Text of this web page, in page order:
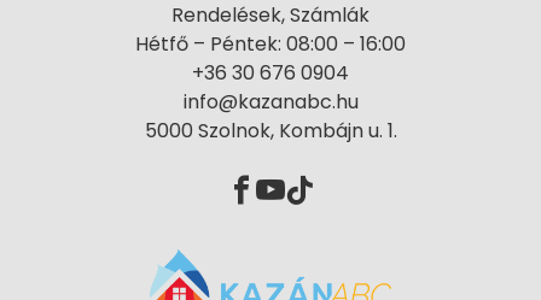
Rendelések, Számlák
Hétfő – Péntek: 08:00 – 16:00
+36 30 676 0904
info@kazanabc.hu
5000 Szolnok, Kombájn u. 1.